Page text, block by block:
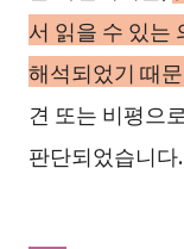
서 읽을 수 있는
해석되었기 때
견 또는 비평으
판단되었습니다.